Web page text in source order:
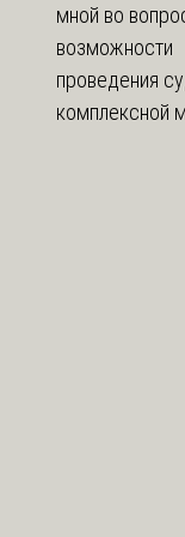
мной во
возможности
проведения
комплексной